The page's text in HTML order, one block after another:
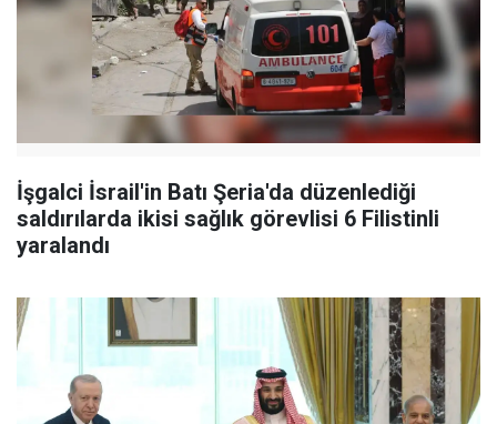
İşgalci İsrail'in Batı Şeria'da düzenlediği
saldırılarda ikisi sağlık görevlisi 6 Filistinli
yaralandı